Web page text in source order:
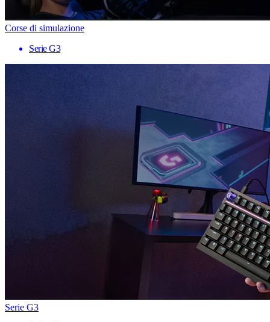
Corse di simulazione
Serie G3
Serie G3